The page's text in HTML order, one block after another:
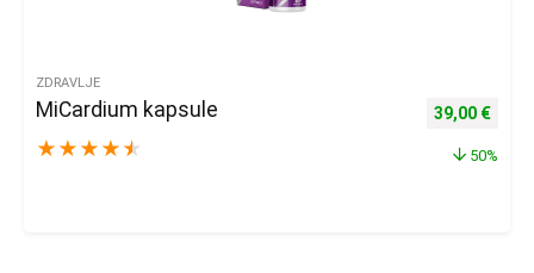
ZDRAVLJE
MiCardium kapsule
★ ★ ★ ★ ★
Izvorna
39,00 €
50%